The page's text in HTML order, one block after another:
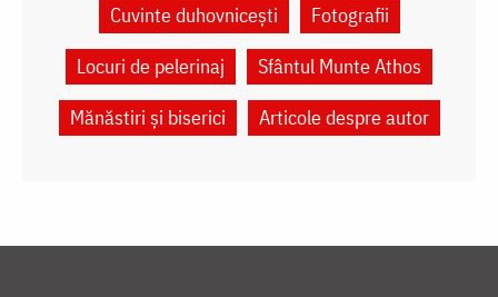
Cuvinte duhovnicești
Fotografii
Locuri de pelerinaj
Sfântul Munte Athos
Mănăstiri și biserici
Articole despre autor